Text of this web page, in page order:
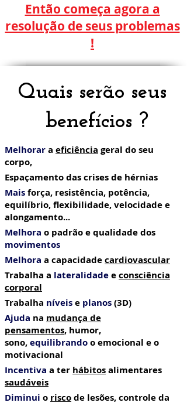
Então começa agora a
resolução de seus problemas
!
Quais serão seus
benefícios ?
Melhorara eficiência geral do seu
corpo,
Espaçamento das crises de hérnias
Maisforça, resistência, potência,
equilíbrio, flexibilidade, velocidade e
alongamento...
Melhora o padrão e qualidade dos
movimentos
Melhora a capacidadecardiovascular
Trabalha a lateralidadeeconsciência
corporal
Trabalha níveise planos(3D)
Ajuda na mudança de
pensamentos, humor,
sono,equilibrandoo emocional e o
motivacional
Incentiva a ter hábitosalimentares
saudáveis
Diminui o riscode lesões, controle da